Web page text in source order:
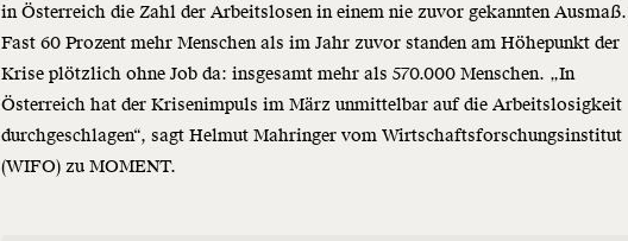
in Österreich die Zahl der Arbeitslosen in einem nie zuvor gekannten Ausmaß.
Fast 60 Prozent mehr Menschen als im Jahr zuvor standen am Höhepunkt der
Krise plötzlich ohne Job da: insgesamt mehr als 570.000 Menschen. „In
Österreich hat der Krisenimpuls im März unmittelbar auf die Arbeitslosigkeit
durchgeschlagen“, sagt Helmut Mahringer vom Wirtschaftsforschungsinstitut
(WIFO) zu MOMENT.